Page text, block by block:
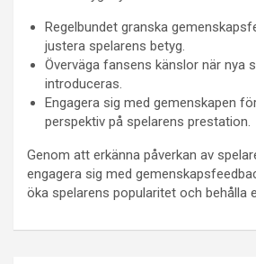
Regelbundet granska
justera spelarens betyg.
Överväga fansens känslor när nya
introduceras.
Engagera sig med gemenskapen
perspektiv på spelarens prestation.
Genom att erkänna påverkan av
engagera sig med
öka spelarens popularitet och behålla